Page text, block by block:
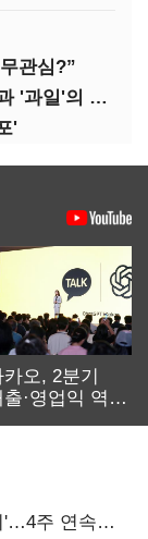
관심?”
[나의 연속혈당측정 체험기]'돌솥밥'과 '과일'의 놀라운 배신
'
카오, 2분기
출·영업익 역대
'…4주 연속